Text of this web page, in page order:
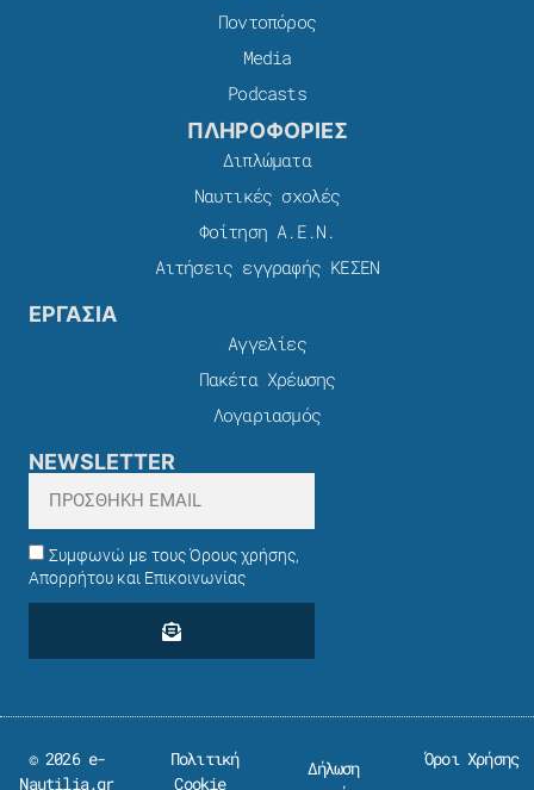
Ποντοπόρος
Media
Podcasts
ΠΛΗΡΟΦΟΡΙΕΣ
Διπλώματα
Ναυτικές σχολές
Φοίτηση Α.Ε.Ν.
Αιτήσεις εγγραφής ΚΕΣΕΝ
ΕΡΓΑΣΙΑ
Αγγελίες
Πακέτα Χρέωσης​
Λογαριασμός
NEWSLETTER
Συμφωνώ με τους Όρους χρήσης,
Απορρήτου και Επικοινωνίας
© 2026 e-
Nautilia.gr
Πολιτική
Cookie
Δήλωση
Όροι Χρήσης